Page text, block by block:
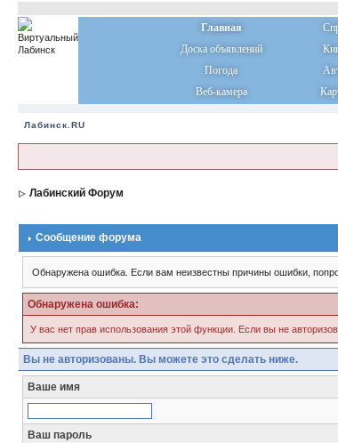
Главная
Доска объявлений
Погода
Веб-камера
Лабинск.RU
Лабинский Форум
Сообщение форума
Обнаружена ошибка. Если вам неизвестны причины ошибки,
Обнаружена ошибка:
У вас нет прав использования этой функции. Если вы не
Вы не авторизованы. Вы можете это сделать ниже.
Ваше имя
Ваш пароль